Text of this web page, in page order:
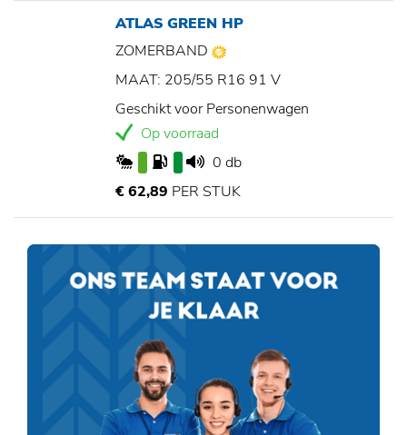
ATLAS GREEN HP
ZOMERBAND
MAAT: 205/55 R16 91 V
Geschikt voor Personenwagen
Op voorraad
0 db
€ 62,89 PER STUK